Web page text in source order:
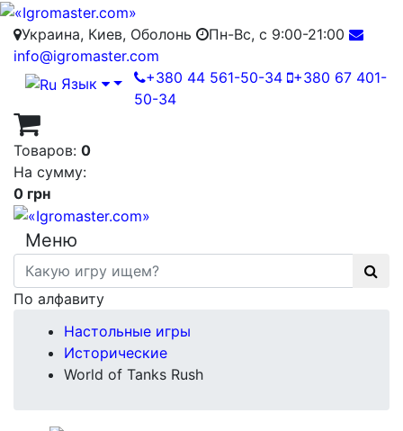
Украина, Киев, Оболонь
Пн-Вс, с 9:00-21:00
info@igromaster.com
Язык
+380 44 561-50-34 +380 67 401-
50-34
Товаров: 0
На сумму:
0 грн
Меню
По алфавиту
Настольные игры
Исторические
World of Tanks Rush